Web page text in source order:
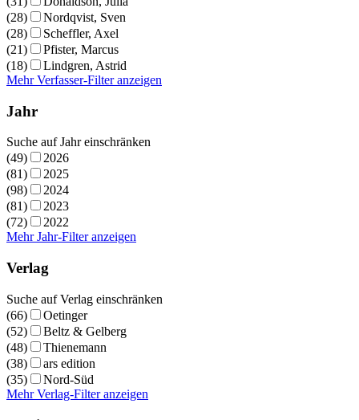
(28)
Nordqvist, Sven
(28)
Scheffler, Axel
(21)
Pfister, Marcus
(18)
Lindgren, Astrid
Mehr Verfasser-Filter anzeigen
Jahr
Suche auf Jahr einschränken
(49)
2026
(81)
2025
(98)
2024
(81)
2023
(72)
2022
Mehr Jahr-Filter anzeigen
Verlag
Suche auf Verlag einschränken
(66)
Oetinger
(52)
Beltz & Gelberg
(48)
Thienemann
(38)
ars edition
(35)
Nord-Süd
Mehr Verlag-Filter anzeigen